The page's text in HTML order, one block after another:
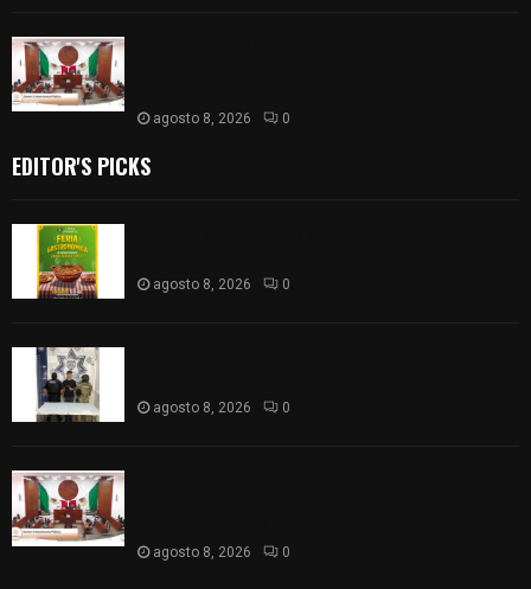
agosto 8, 2026 0
EDITOR'S PICKS
agosto 8, 2026 0
agosto 8, 2026 0
agosto 8, 2026 0